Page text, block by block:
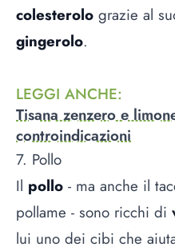
colesterolo grazie al
gingerolo.
LEGGI ANCHE:
Tisana zenzero e
controindicazioni
7. Pollo
Il pollo - ma anche il
pollame - sono ricchi di
lui uno dei cibi che